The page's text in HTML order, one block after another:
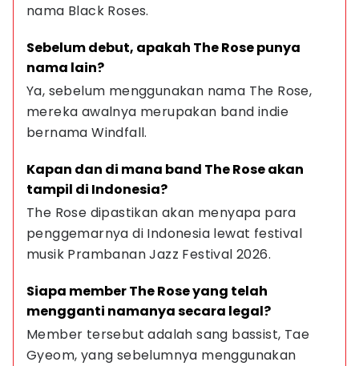
nama Black Roses.
Sebelum debut, apakah The Rose punya
nama lain?
Ya, sebelum menggunakan nama The Rose,
mereka awalnya merupakan band indie
bernama Windfall.
Kapan dan di mana band The Rose akan
tampil di Indonesia?
The Rose dipastikan akan menyapa para
penggemarnya di Indonesia lewat festival
musik Prambanan Jazz Festival 2026.
Siapa member The Rose yang telah
mengganti namanya secara legal?
Member tersebut adalah sang bassist, Tae
Gyeom, yang sebelumnya menggunakan